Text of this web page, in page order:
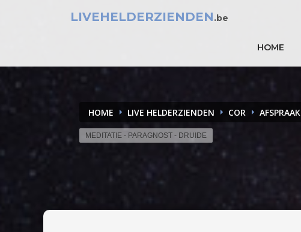
LIVEHELDERZIENDEN.be
HOME
HOME LIVE HELDERZIENDEN COR AFSPRAAK
MEDITATIE - PARAGNOST - DRUIDE